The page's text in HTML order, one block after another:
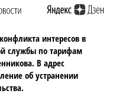
интересов в
службы по тарифам
В адрес
об устранении